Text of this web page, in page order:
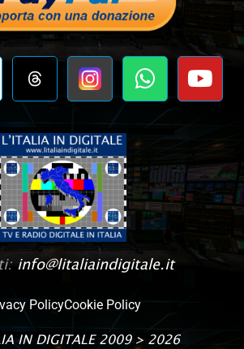
info@litaliaindigitale.it
PolicyCookie Policy
IN DIGITALE2009 > 2026